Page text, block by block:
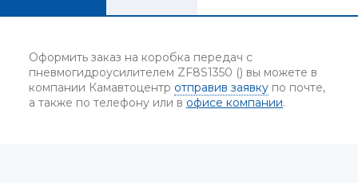
Оформить заказ на коробка передач с
пневмогидроусилителем ZF8S1350 () вы можете в
компании Камавтоцентр отправив заявку по почте,
а также по телефону или в офисе компании.